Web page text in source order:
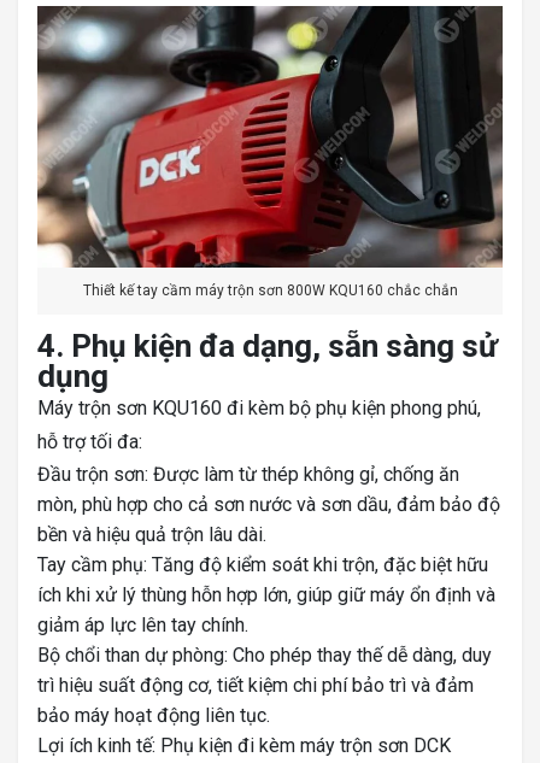
Thiết kế tay cầm máy trộn sơn 800W KQU160 chắc chắn
4. Phụ kiện đa dạng, sẵn sàng sử
dụng
Máy trộn sơn KQU160 đi kèm bộ phụ kiện phong phú,
hỗ trợ tối đa:
Đầu trộn sơn: Được làm từ thép không gỉ, chống ăn
mòn, phù hợp cho cả sơn nước và sơn dầu, đảm bảo độ
bền và hiệu quả trộn lâu dài.
Tay cầm phụ: Tăng độ kiểm soát khi trộn, đặc biệt hữu
ích khi xử lý thùng hỗn hợp lớn, giúp giữ máy ổn định và
giảm áp lực lên tay chính.
Bộ chổi than dự phòng: Cho phép thay thế dễ dàng, duy
trì hiệu suất động cơ, tiết kiệm chi phí bảo trì và đảm
bảo máy hoạt động liên tục.
Lợi ích kinh tế: Phụ kiện đi kèm máy trộn sơn DCK